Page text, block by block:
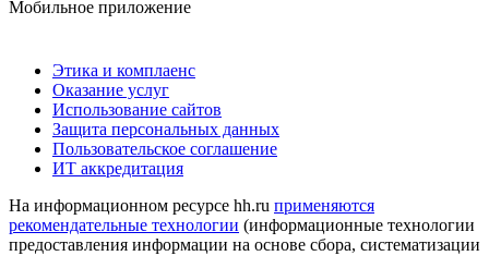
Мобильное приложение
Этика и комплаенс
Оказание услуг
Использование сайтов
Защита персональных данных
Пользовательское соглашение
ИТ аккредитация
На информационном ресурсе hh.ru применяются
рекомендательные технологии (информационные технологии
предоставления информации на основе сбора, систематизации